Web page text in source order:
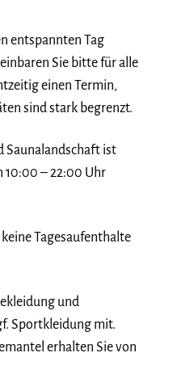
entspannten Tag
Sie bitte für alle
einen Termin,
sind stark begrenzt.
Saunalandschaft ist
10:00 – 22:00 Uhr
Tagesaufenthalte
und
Sportkleidung mit.
erhalten Sie von